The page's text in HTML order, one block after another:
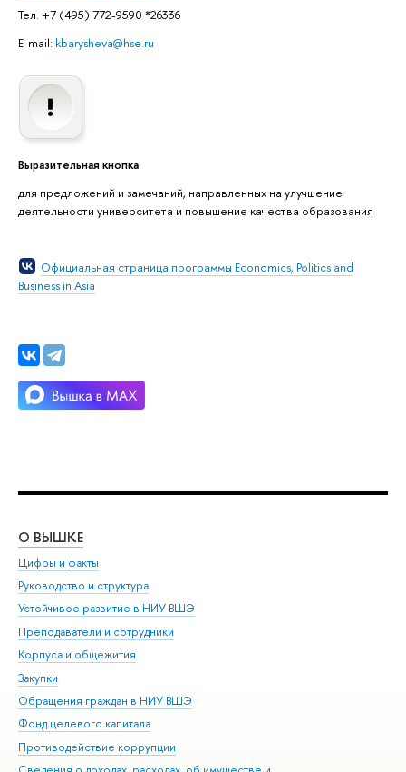
Тел. +7 (495) 772-9590 *26336
E-mail: kbarysheva@hse.ru
ыразительная кнопка
для предложений и замечаний, направленных на улучшение
деятельности университета и повышение качества образования
Официальная страница программы Economics, Politics and
Business in Asia
О ВЫШКЕ
Цифры и факты
Руководство и структура
Устойчивое развитие в НИУ ВШЭ
Преподаватели и сотрудники
Корпуса и общежития
Закупки
Обращения граждан в НИУ ВШЭ
Фонд целевого капитала
Противодействие коррупции